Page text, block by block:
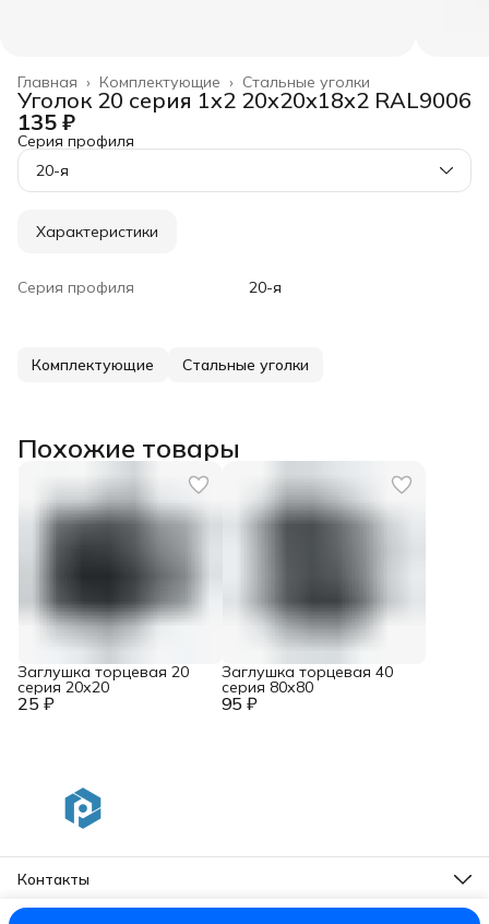
Стальные уголки
Комплектующие ›
Главная ›
Уголок 20 серия 1x2 20x20x18x2 RAL9006
135 ₽
Серия профиля
20-я
Характеристики
Серия профиля 20-я
Комплектующие Стальные уголки
Похожие товары
25 ₽
Заглушка торцевая 20
серия 20х20
95 ₽
Заглушка торцевая 40
серия 80х80
Контакты
Адрес